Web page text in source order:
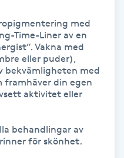
med
Time-Liner av en
Vakna med
eller puder),
bekvämligheten med
framhäver din egen
aktivitet eller
behandlingar av
för skönhet.